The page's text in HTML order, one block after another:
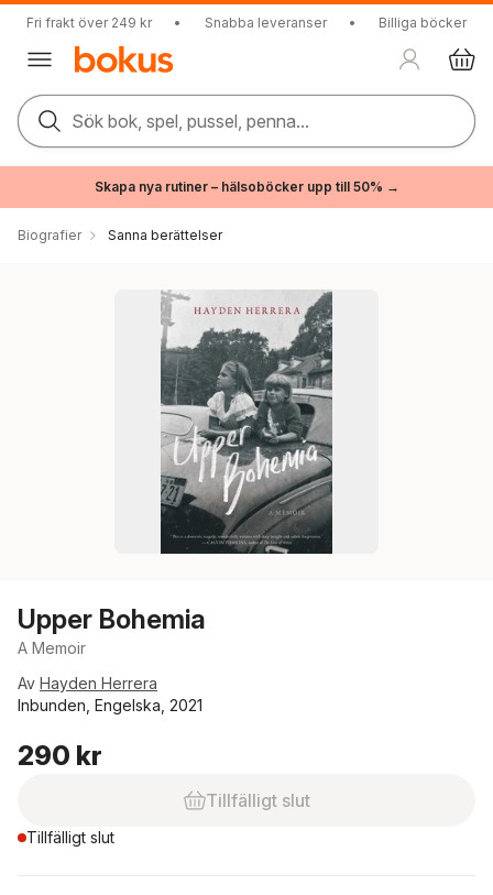
Fri frakt över 249 kr • Snabba leveranser • Billiga böcker
Sök bok, spel, pussel, penna...
Skapa nya rutiner – hälsoböcker upp till 50% →
Biografier Sanna berättelser
Upper Bohemia
A Memoir
Av Hayden Herrera
Inbunden, Engelska, 2021
290 kr
Tillfälligt slut
Tillfälligt slut